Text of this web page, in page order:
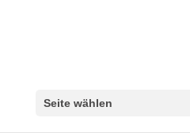
Seite wählen